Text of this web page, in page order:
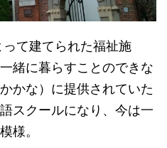
て建てられた福祉施
緒に暮らすことのできな
かな）に提供されていた
スクールになり、今は一
様。